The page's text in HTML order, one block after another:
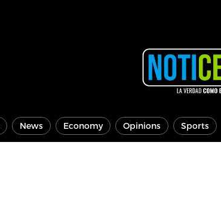
News Economy Opinions Sports